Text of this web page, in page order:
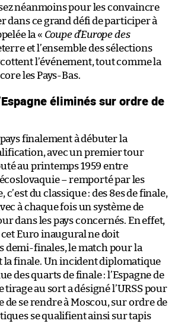
néanmoins pour les convaincre
dans ce grand défi de participer à
la « Coupe d’Europe des
et l’ensemble des sélections
l’événement, tout comme la
les Pays-Bas.
éliminés sur ordre de
finalement à débuter la
avec un premier tour
au printemps 1959 entre
– remporté par les
du classique : des 8es de finale,
à chaque fois un système de
dans les pays concernés. En effet,
cet Euro inaugural ne doit
demi-finales, le match pour la
la finale. Un incident diplomatique
des quarts de finale : l’Espagne de
tirage au sort a désigné l’URSS pour
de se rendre à Moscou, sur ordre de
se qualifient ainsi sur tapis